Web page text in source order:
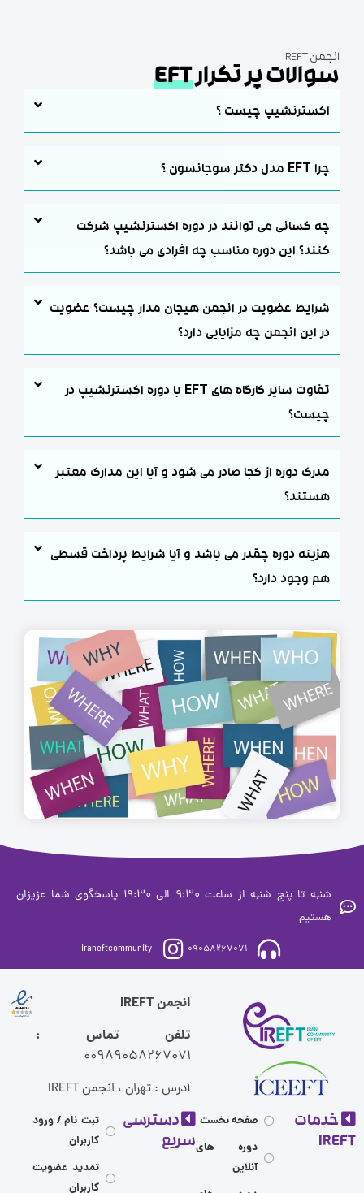
پر تکرارEFT
چیست ؟
کسانی می توانند در دوره اکسترنشیپ شرکت
این دوره مناسب چه افرادی می باشد؟
عضویت در انجمن هیجان مدار چیست؟ عضویت
این انجمن چه مزایایی دارد؟
تفاوت سایر کارگاه های EFT با دوره اکسترنشیپ در
دوره از کجا صادر می شود و آیا این مدارک معتبر
دوره چقدر می باشد و آیا شرایط پرداخت قسطی
وجود دارد؟
شنبه تا پنج شنبه از ساعت 9:30 الی 19:30 پاسخگوی شما عزیزان
09058267071
iraneftcommunity
تلفن تماس :
00989058267071
آدرس : تهران ، انجمن IREFT
صفحه نخست
دوره های
آنلاین
دسترسی
سریع
ثبت نام / ورود
کاربران
تمدید عضویت
کاربران